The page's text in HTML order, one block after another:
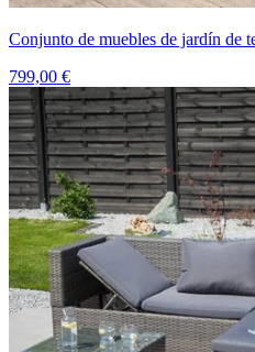
Conjunto de muebles de jardín de
799,00 €